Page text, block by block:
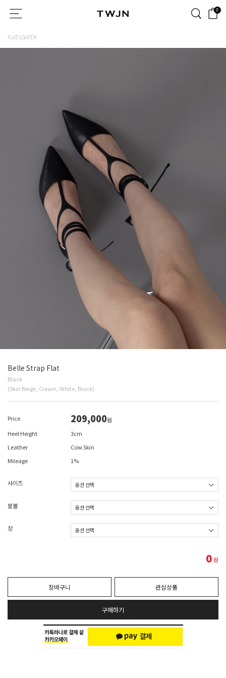
0
FLAT/LOAFER
Belle Strap Flat
Black
(Skin Beige, Cream, White, Black)
Price 209,000원
Heel Height
3cm
Leather
Cow Skin
Mileage
1%
사이즈
발볼
창
0원
장바구니 관심상품
구매하기